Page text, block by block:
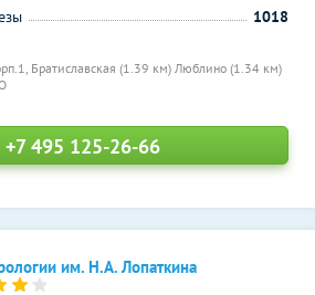
Братиславская (1.39 км) Люблино (1.34 км)
1018
+7 495 125-26-66
им. Н.А. Лопаткина